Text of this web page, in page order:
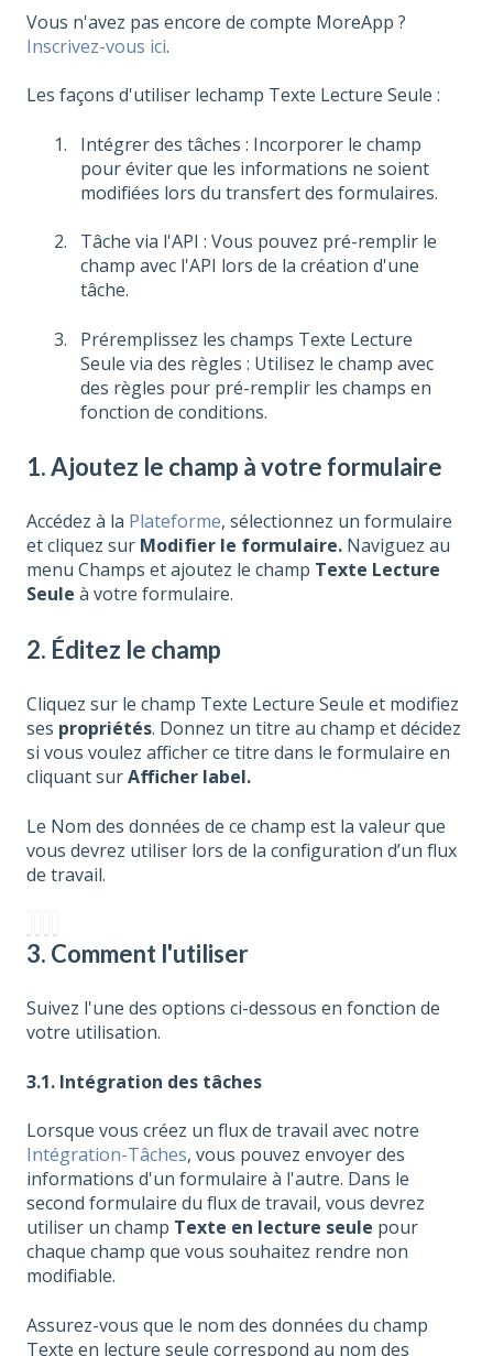
Vous n'avez pas encore de compte MoreApp ?
Inscrivez-vous ici.
Les façons d'utiliser lechamp Texte Lecture Seule :
Intégrer des tâches : Incorporer le champ
pour éviter que les informations ne soient
modifiées lors du transfert des formulaires.
Tâche via l'API : Vous pouvez pré-remplir le
champ avec l'API lors de la création d'une
tâche.
Préremplissez les champs Texte Lecture
Seule via des règles : Utilisez le champ avec
des règles pour pré-remplir les champs en
fonction de conditions.
1. Ajoutez le champ à votre formulaire
Accédez à la Plateforme, sélectionnez un formulaire
et cliquez sur Modifier le formulaire. Naviguez au
menu Champs et ajoutez le champ Texte Lecture
Seule à votre formulaire.
2. Éditez le champ
Cliquez sur le champ Texte Lecture Seule et modifiez
ses propriétés. Donnez un titre au champ et décidez
si vous voulez afficher ce titre dans le formulaire en
cliquant surAfficher label.
Le Nom des données de ce champ est la valeur que
vous devrez utiliser lors de la configuration d’un flux
de travail.
3. Comment l'utiliser
Suivez l'une des options ci-dessous en fonction de
votre utilisation.
3.1. Intégration des tâches
Lorsque vous créez un flux de travail avec notre
Intégration-Tâches, vous pouvez envoyer des
informations d'un formulaire à l'autre. Dans le
second formulaire du flux de travail, vous devrez
utiliser un champ Texte en lecture seule pour
chaque champ que vous souhaitez rendre non
modifiable.
Assurez-vous que le nom des données du champ
Texte en lecture seule correspond au nom des